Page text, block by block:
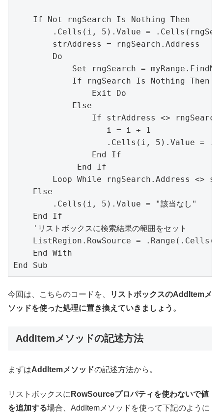
If Not rngSearch Is Nothing Then
.Cells(i, 5).Value =
        strAddress = rngSearch.Address
Do
Set rngSearch =
If rngSearch Is Nothing Then
Exit Do
Else
If strAddress <>
i = i + 1
.Cells(i, 5).Value =
End If
             End If
Loop While rngSearch.Address <>
Else
.Cells(i, 5).Value = "該当なし"
End If
'リストボックスに検索結果の範囲をセット
ListRegion.RowSource =
End With
End Sub
今回は、こちらのコードを、
リストボックスのAddItemメ
ソッドを使った処理に置き換えていきましょう。
AddItemメソッドの記述方法
まずはAddItemメソッドの記述方法から。
リストボックスに RowSourceプロパティを使わないで値
を追加する場合、AddItemメソッドを使って下記のように